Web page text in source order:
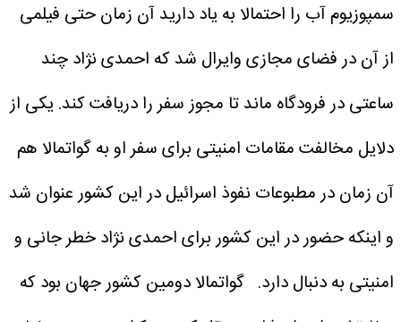
سمپوزیوم آب را احتمالا به یاد دارید آن زمان حتی فیلمی
از آن در فضای مجازی وایرال شد که احمدی نژاد چند
ساعتی در فرودگاه ماند تا مجوز سفر را دریافت کند. یکی از
دلایل مخالفت مقامات امنیتی برای سفر او به گواتمالا هم
آن زمان در مطبوعات نفوذ اسرائیل در این کشور عنوان شد
و اینکه حضور در این کشور برای احمدی نژاد خطر جانی و
امنیتی به دنبال دارد. گواتمالا دومین کشور جهان بود که